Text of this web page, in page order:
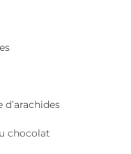
d’arachides
chocolat